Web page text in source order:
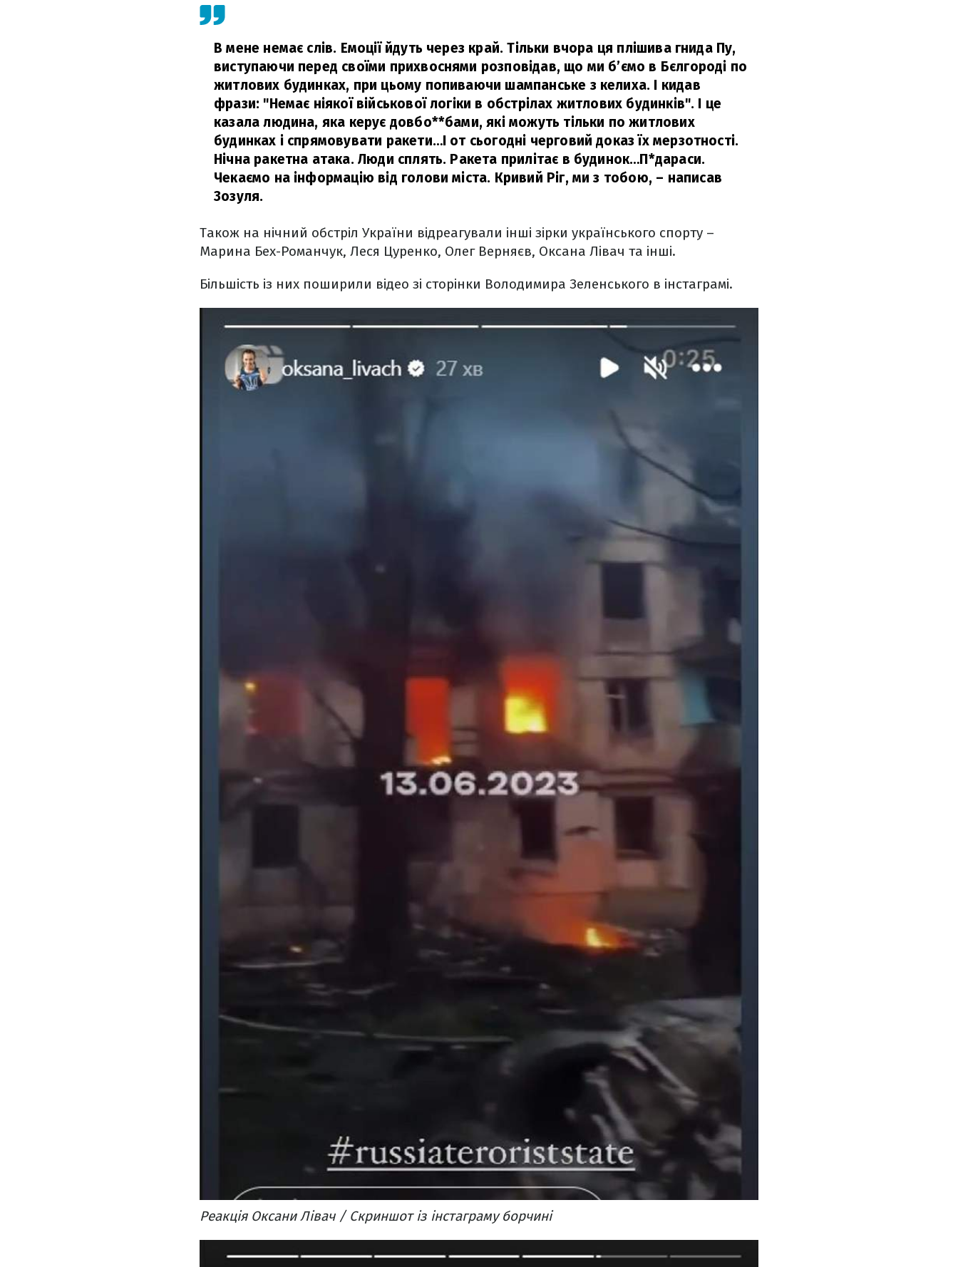
В мене немає слів. Емоції йдуть через край. Тільки вчора ця плішива гнида Пу,
виступаючи перед своїми прихвоснями розповідав, що ми б’ємо в Бєлгороді по
житлових будинках, при цьому попиваючи шампанське з келиха. І кидав
фрази: "Немає ніякої військової логіки в обстрілах житлових будинків". І це
казала людина, яка керує довбо**бами, які можуть тільки по житлових
будинках і спрямовувати ракети…І от сьогодні черговий доказ їх мерзотності.
Нічна ракетна атака. Люди сплять. Ракета прилітає в будинок…П*дараси.
Чекаємо на інформацію від голови міста. Кривий Ріг, ми з тобою, – написав
Зозуля.
Також на нічний обстріл України відреагували інші зірки українського спорту –
Марина Бех-Романчук, Леся Цуренко, Олег Верняєв, Оксана Лівач та інші.
Більшість із них поширили відео зі сторінки Володимира Зеленського в інстаграмі.
Реакція Оксани Лівач / Скриншот із інстаграму борчині